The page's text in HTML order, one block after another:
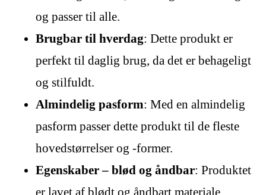
og passer til alle.
Brugbar til hverdag: Dette produkt er
perfekt til daglig brug, da det er behageligt
og stilfuldt.
Almindelig pasform: Med en almindelig
pasform passer dette produkt til de fleste
hovedstørrelser og -former.
Egenskaber – blød og åndbar: Produktet
er lavet af blødt og åndbart materiale,